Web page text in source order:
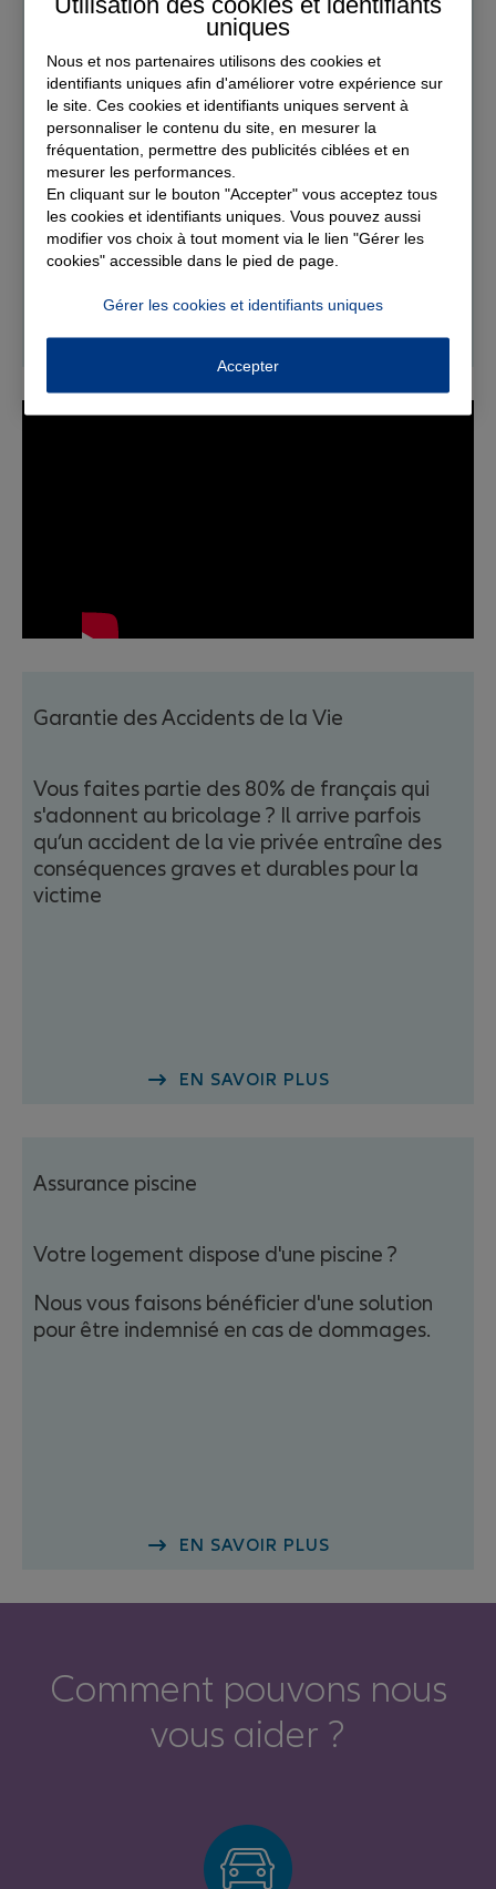
Votre engagement sans faille a permis
d’atteindre le seuil des150 000 repas
offertsaux Restos du Cœuren moins de 6
semaines.
Avec cette 7e campagne, ce sont 1 million de
repas qui ont été offerts.
Garantie des Accidents de la Vie
Vous faites partie des 80% de français qui
s'adonnent au bricolage ? Il arrive parfois
qu’un accident de la vie privée entraîne des
conséquences graves et durables pour la
victime
EN SAVOIR PLUS
Assurance piscine
Votre logement dispose d'une piscine ?
Nous vous faisons bénéficier d'une solution
pour être indemnisé en cas de dommages.
EN SAVOIR PLUS
Comment pouvons nous
vous aider ?
uniques
Nous et nos partenaires utilisons des cookies et
identifiants uniques afin d'améliorer votre expérience sur
le site. Ces cookies et identifiants uniques servent à
personnaliser le contenu du site, en mesurer la
fréquentation, permettre des publicités ciblées et en
mesurer les performances.
En cliquant sur le bouton "Accepter" vous acceptez tous
les cookies et identifiants uniques. Vous pouvez aussi
modifier vos choix à tout moment via le lien "Gérer les
cookies" accessible dans le pied de page.
Gérer les cookies et identifiants uniques
Accepter